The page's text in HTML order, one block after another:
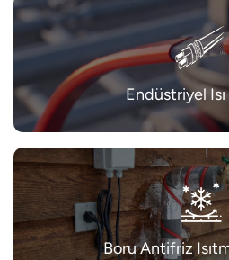
Endüstriyel
Boru Antifriz